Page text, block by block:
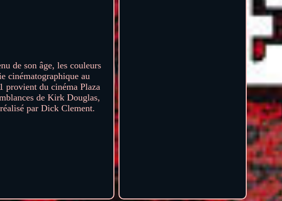
de son âge, les couleurs
cinématographique au
provient du cinéma Plaza
de Kirk Douglas,
par Dick Clement.